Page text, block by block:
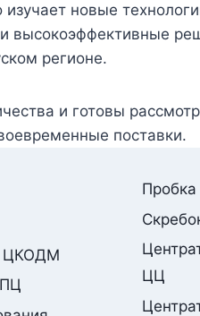
изучает новые
высокоэффективные
регионе.
и готовы
поставки.
ЦКОДМ
ЦЦ